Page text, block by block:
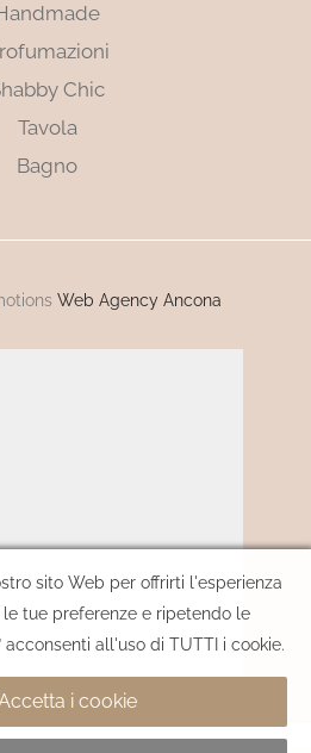
Chic
Tavola
Bagno
Web Agency Ancona
sito Web per offrirti l'esperienza
tue preferenze e ripetendo le
acconsenti all'uso di TUTTI i cookie.
i cookie